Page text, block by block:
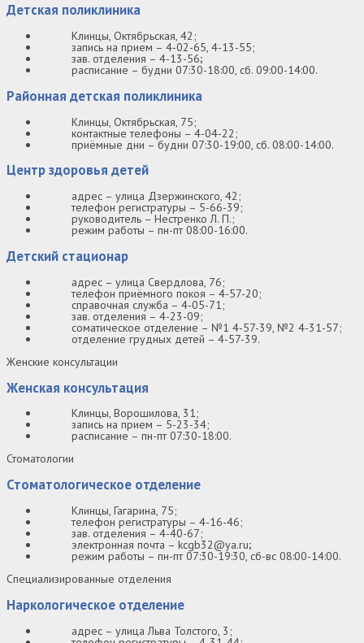
Детская поликлиника
Клинцы, Октябрьская, 42;
запись на прием – 4-02-65, 4-13-55;
зав. отделения – 4-13-56;
расписание – будни 07:30-18:00, сб. 09:00-14:00.
Районная детская поликлиника
Клинцы, Октябрьская, 75;
контактные телефоны – 4-04-22;
приёмные дни – будни 07:30-19:00, сб. 08:00-14:00.
Центр здоровья детей
адрес – улица Дзержинского, 42;
телефон регистратуры – 5-66-39;
руководитель – Нестренко Л. П.;
режим работы – пн-пт 08:00-16:00.
Детский стационар
адрес – улица Свердлова, 76;
телефон приёмного покоя – 4-57-20;
справочная служба – 4-05-71;
зав. отделения – 4-23-09;
соматическое отделение – №1 4-57-39, №2 4-31-57;
отделение грудных детей – 4-57-39.
Женские консультации
Женская консультация
Клинцы, Ворошилова, 31;
запись на прием – 5-23-34;
расписание – пн-пт 07:30-18:00.
Стоматологии
Стоматологическое отделение
Клинцы, Гагарина, 75;
телефон регистратуры – 4-16-46;
зав. отделения – 4-40-67;
электронная почта – kcgb32@ya.ru;
режим работы – пн-пт 07:30-19:30, сб-вс 08:00-14:00.
Специализированные отделения
Наркологическое отделение
адрес – улица Льва Толстого, 3;